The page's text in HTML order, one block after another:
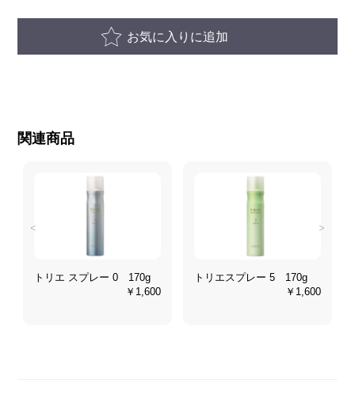
お気に入りに追加
関連商品
<
トリエ スプレー 0 170g
￥1,600
トリエスプレー 5 170g
￥1,600
>